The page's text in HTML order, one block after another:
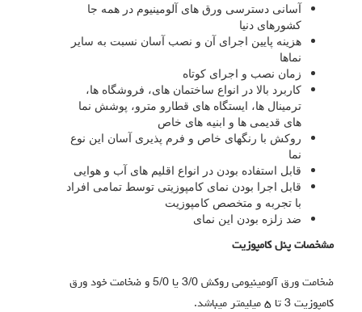
آسانی دسترسی ورق های آلومینیوم در همه جا
کشورهای دنیا
هزینه پایین اجرای آن و نصب آسان نسبت به سایر
نماها
زمان نصب و اجرای کوتاه
کاربرد بالا در انواع ساختمان های، فروشگاه ها،
ترمینال ها، ایستگاه های قطارو مترو، پوشش نما
های قدیمی ها و ابنیه های خاص
روکش با رنگهای خاص و فرم پذیری آسان این نوع
نما
قابل استفاده بودن در انواع اقلیم های آب و هوایی
قابل اجرا بودن نمای کامپوزیتی توسط تمامی افراد
با تجربه و متخصص کامپوزیت
ضد زلزه بودن این نمای
مشخصات پنل کامپوزیت
ضخامت ورق آلومینیومی روکش 3/0 یا 5/0 و ضخامت خود ورق
کامپوزیت 3 تا ۵ میلیمتر میباشد.